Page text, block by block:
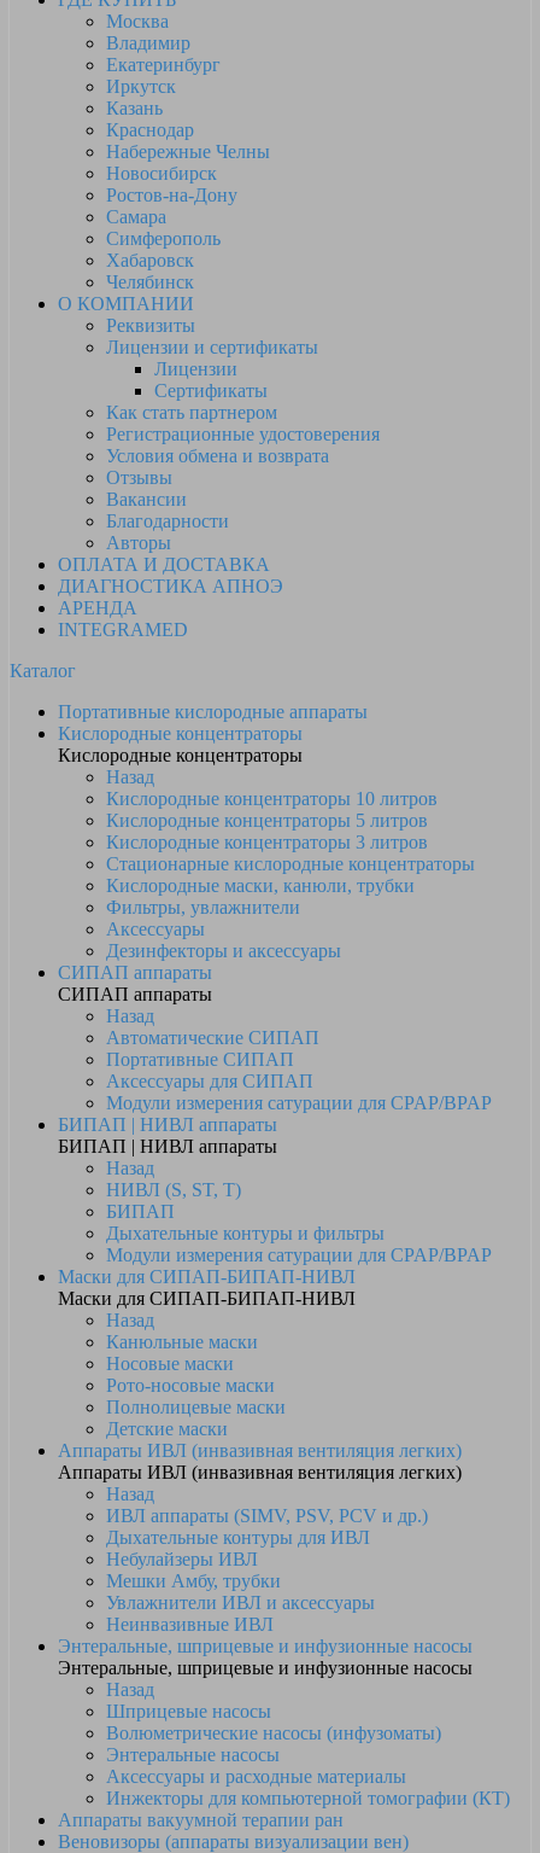
Москва
Владимир
Екатеринбург
Иркутск
Казань
Краснодар
Набережные Челны
Новосибирск
Ростов-на-Дону
Самара
Симферополь
Хабаровск
Челябинск
О КОМПАНИИ
Реквизиты
Лицензии и сертификаты
Лицензии
Сертификаты
Как стать партнером
Регистрационные удостоверения
Условия обмена и возврата
Отзывы
Вакансии
Благодарности
Авторы
ОПЛАТА И ДОСТАВКА
ДИАГНОСТИКА АПНОЭ
АРЕНДА
INTEGRAMED
Каталог
Портативные кислородные аппараты
Кислородные концентраторы
Кислородные концентраторы
Назад
Кислородные концентраторы 10 литров
Кислородные концентраторы 5 литров
Кислородные концентраторы 3 литров
Стационарные кислородные концентраторы
Кислородные маски, канюли, трубки
Фильтры, увлажнители
Аксессуары
Дезинфекторы и аксессуары
СИПАП аппараты
СИПАП аппараты
Назад
Автоматические СИПАП
Портативные СИПАП
Аксессуары для СИПАП
Модули измерения сатурации для CPAP/BPAP
БИПАП | НИВЛ аппараты
БИПАП | НИВЛ аппараты
Назад
НИВЛ (S, ST, T)
БИПАП
Дыхательные контуры и фильтры
Модули измерения сатурации для CPAP/BPAP
Маски для СИПАП-БИПАП-НИВЛ
Маски для СИПАП-БИПАП-НИВЛ
Назад
Канюльные маски
Носовые маски
Рото-носовые маски
Полнолицевые маски
Детские маски
Аппараты ИВЛ (инвазивная вентиляция легких)
Аппараты ИВЛ (инвазивная вентиляция легких)
Назад
ИВЛ аппараты (SIMV, PSV, PCV и др.)
Дыхательные контуры для ИВЛ
Небулайзеры ИВЛ
Мешки Амбу, трубки
Увлажнители ИВЛ и аксессуары
Неинвазивные ИВЛ
Энтеральные, шприцевые и инфузионные насосы
Энтеральные, шприцевые и инфузионные насосы
Назад
Шприцевые насосы
Волюметрические насосы (инфузоматы)
Энтеральные насосы
Аксессуары и расходные материалы
Инжекторы для компьютерной томографии (КТ)
Аппараты вакуумной терапии ран
Веновизоры (аппараты визуализации вен)